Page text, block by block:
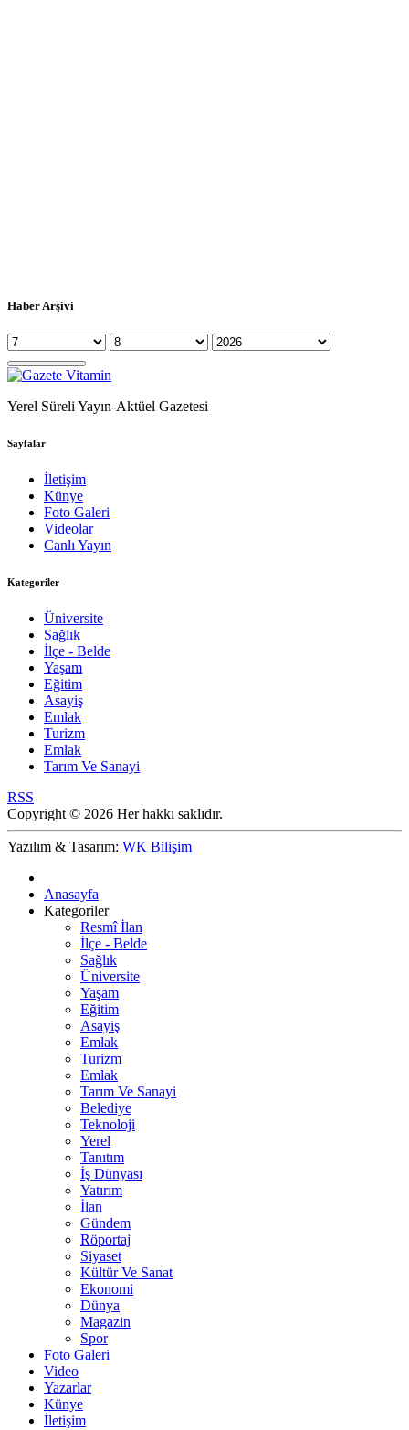
Haber Arşivi
Yerel Süreli Yayın-Aktüel Gazetesi
Sayfalar
İletişim
Künye
Foto Galeri
Videolar
Canlı Yayın
Kategoriler
Üniversite
Sağlık
İlçe - Belde
Yaşam
Eğitim
Asayiş
Emlak
Turizm
Emlak
Tarım Ve Sanayi
RSS
Copyright © 2026 Her hakkı saklıdır.
Yazılım & Tasarım: WK Bilişim
Anasayfa
Kategoriler
Resmî İlan
İlçe - Belde
Sağlık
Üniversite
Yaşam
Eğitim
Asayiş
Emlak
Turizm
Emlak
Tarım Ve Sanayi
Belediye
Teknoloji
Yerel
Tanıtım
İş Dünyası
Yatırım
İlan
Gündem
Röportaj
Siyaset
Kültür Ve Sanat
Ekonomi
Dünya
Magazin
Spor
Foto Galeri
Video
Yazarlar
Künye
İletişim